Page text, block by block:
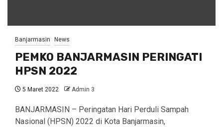
Banjarmasin News
PEMKO BANJARMASIN PERINGATI
HPSN 2022
5 Maret 2022 Admin 3
BANJARMASIN – Peringatan Hari Perduli Sampah
Nasional (HPSN) 2022 di Kota Banjarmasin,